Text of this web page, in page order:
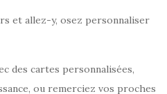
et allez-y, osez personnaliser
des cartes personnalisées,
ou remerciez vos proches